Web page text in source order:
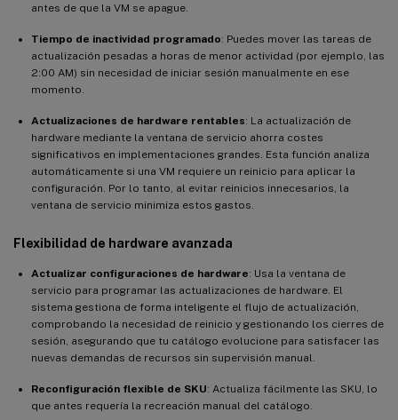
antes de que la VM se apague.
Tiempo de inactividad programado: Puedes mover las tareas de
actualización pesadas a horas de menor actividad (por ejemplo, las
2:00 AM) sin necesidad de iniciar sesión manualmente en ese
momento.
Actualizaciones de hardware rentables: La actualización de
hardware mediante la ventana de servicio ahorra costes
significativos en implementaciones grandes. Esta función analiza
automáticamente si una VM requiere un reinicio para aplicar la
configuración. Por lo tanto, al evitar reinicios innecesarios, la
ventana de servicio minimiza estos gastos.
Flexibilidad de hardware avanzada
Actualizar configuraciones de hardware: Usa la ventana de
servicio para programar las actualizaciones de hardware. El
sistema gestiona de forma inteligente el flujo de actualización,
comprobando la necesidad de reinicio y gestionando los cierres de
sesión, asegurando que tu catálogo evolucione para satisfacer las
nuevas demandas de recursos sin supervisión manual.
Reconfiguración flexible de SKU: Actualiza fácilmente las SKU, lo
que antes requería la recreación manual del catálogo.